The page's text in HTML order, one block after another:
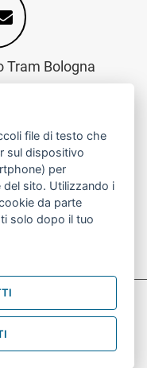
Tram Bologna
center
nei giorni festivi
063
dati personali
file di testo che
sul dispositivo
per
del sito. Utilizzando i
da parte
solo dopo il tuo